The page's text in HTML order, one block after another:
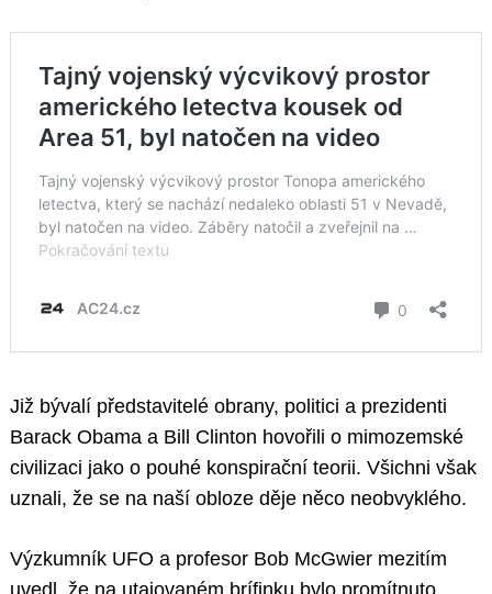
Již bývalí představitelé obrany, politici a prezidenti
Barack Obama a Bill Clinton hovořili o mimozemské
civilizaci jako o pouhé konspirační teorii. Všichni však
uznali, že se na naší obloze děje něco neobvyklého.
Výzkumník UFO a profesor Bob McGwier mezitím